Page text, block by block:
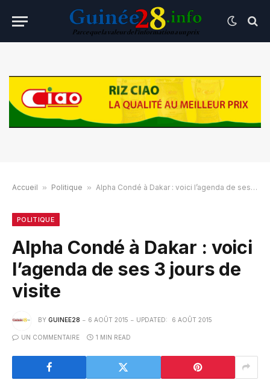
Accueil » Politique » Alpha Condé à Dakar : voici l’agenda de ses 3 jours de visite
POLITIQUE
Alpha Condé à Dakar : voici
l’agenda de ses 3 jours de
visite
BY GUINEE28 6 AOÛT 2015 UPDATED: 6 AOÛT 2015
UN COMMENTAIRE 1 MIN READ